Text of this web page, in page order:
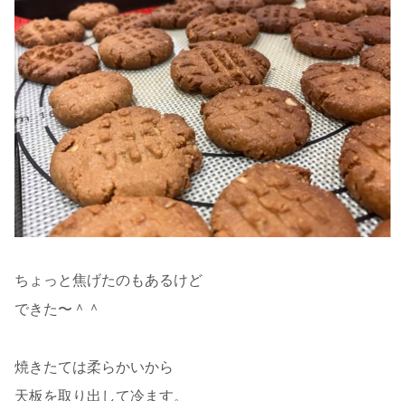
ちょっと焦げたのもあるけど
できた〜＾＾
焼きたては柔らかいから
天板を取り出して冷ます。